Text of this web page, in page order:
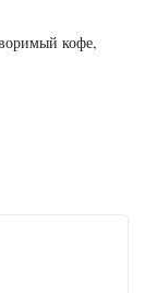
кофе,